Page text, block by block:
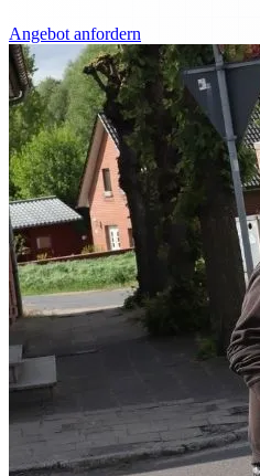
Angebot anfordern